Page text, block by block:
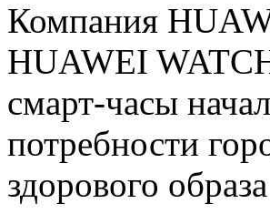
Компания
HUAWEI
смарт-часы
потребности
здорового